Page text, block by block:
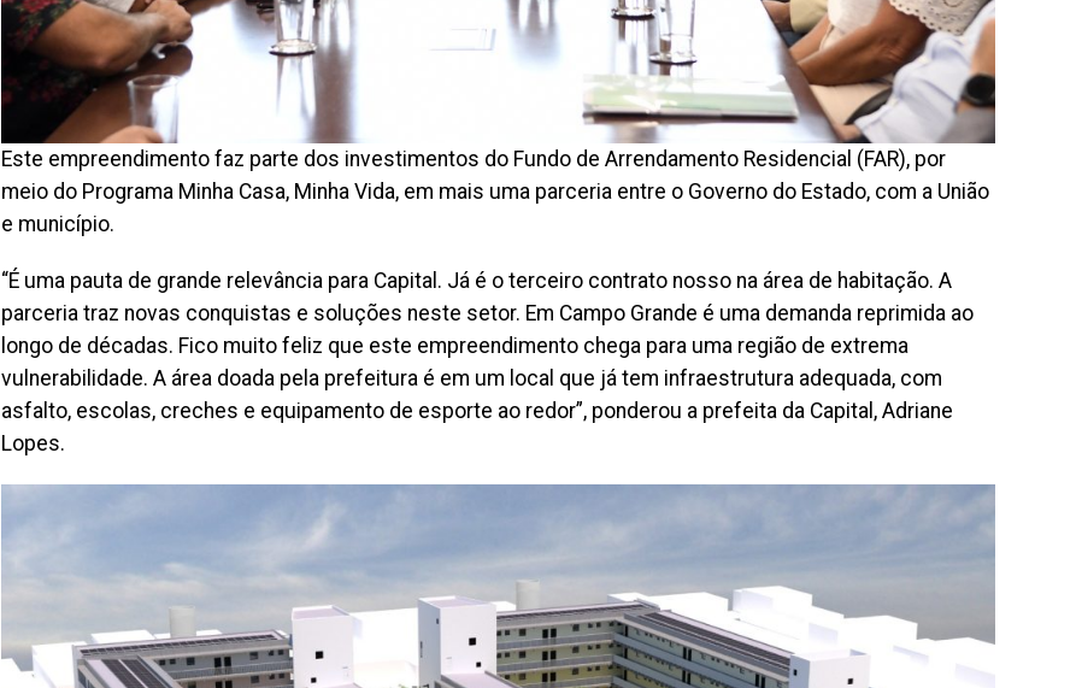
Este empreendimento faz parte dos investimentos do Fundo de Arrendamento Residencial (FAR), por
meio do Programa Minha Casa, Minha Vida, em mais uma parceria entre o Governo do Estado, com a União
e município.
“É uma pauta de grande relevância para Capital. Já é o terceiro contrato nosso na área de habitação. A
parceria traz novas conquistas e soluções neste setor. Em Campo Grande é uma demanda reprimida ao
longo de décadas. Fico muito feliz que este empreendimento chega para uma região de extrema
vulnerabilidade. A área doada pela prefeitura é em um local que já tem infraestrutura adequada, com
asfalto, escolas, creches e equipamento de esporte ao redor”, ponderou a prefeita da Capital, Adriane
Lopes.